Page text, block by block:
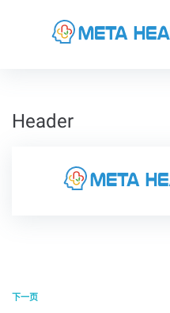
Header
下一页